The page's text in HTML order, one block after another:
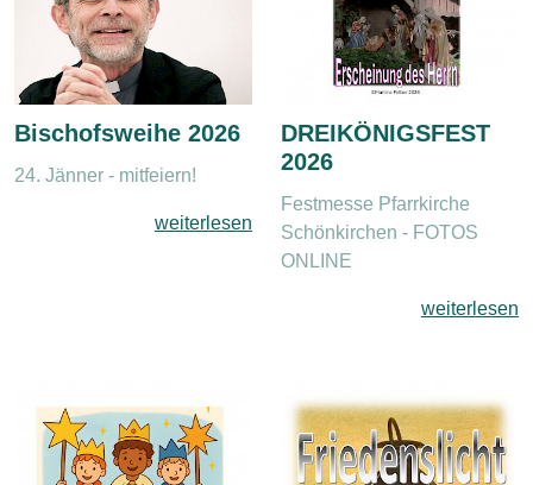
Bischofsweihe 2026
24. Jänner - mitfeiern!
weiterlesen
DREIKÖNIGSFEST
2026
Festmesse Pfarrkirche
Schönkirchen - FOTOS
ONLINE
weiterlesen